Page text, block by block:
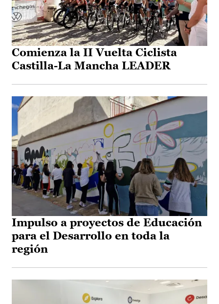
Comienza la II Vuelta Ciclista
Castilla-La Mancha LEADER
Impulso a proyectos de Educación
para el Desarrollo en toda la
región